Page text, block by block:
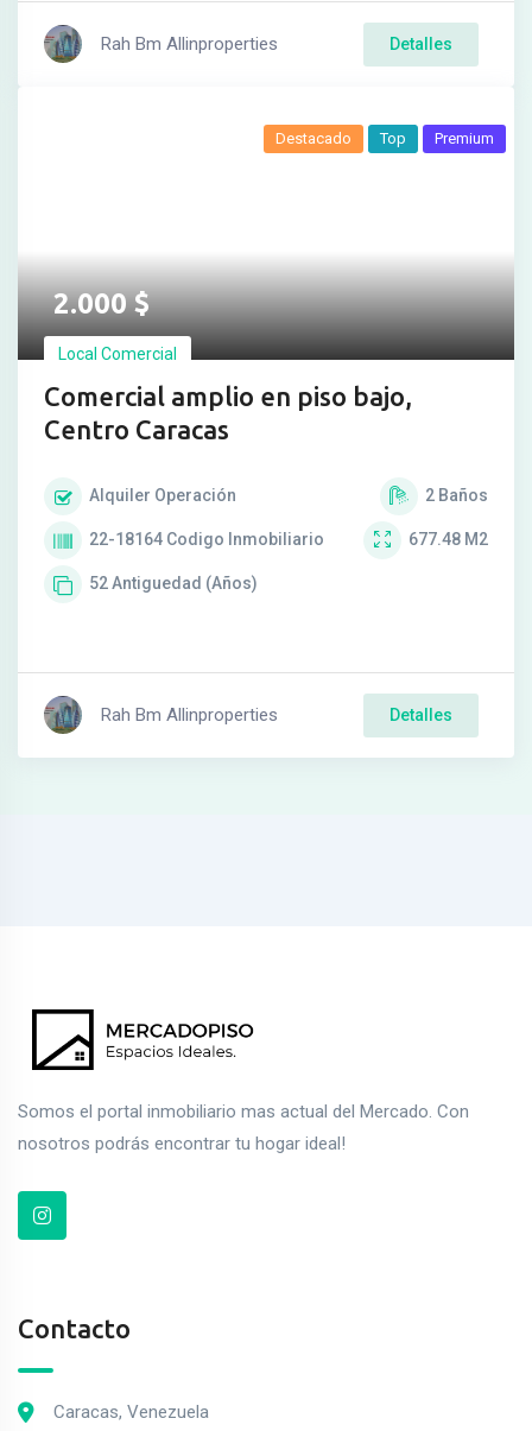
Rah Bm Allinproperties Detalles
2.000$
Local Comercial
Comercial amplio en piso bajo,
Centro Caracas
Destacado Top Premium
Alquiler Operación 2 Baños
22-18164 Codigo Inmobiliario 677.48 M2
52Antiguedad (Años)
Rah Bm Allinproperties Detalles
Somos el portal inmobiliario mas actual del Mercado. Con
nosotros podrás encontrar tu hogar ideal!
Contacto
Caracas, Venezuela